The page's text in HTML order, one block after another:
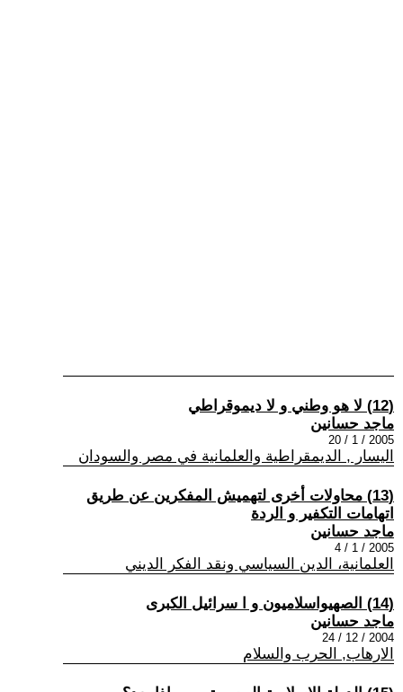
(12) لا هو وطني و لا ديموقراطي
ماجد حسانين
2005 / 1 / 20
اليسار , الديمقراطية والعلمانية في مصر والسودان
(13) محاولات أخرى لتهميش المفكرين عن طريق
اتهامات التكفير و الردة
ماجد حسانين
2005 / 1 / 4
العلمانية، الدين السياسي ونقد الفكر الديني
(14) الصهيواسلاميون و ا سرائيل الكبرى
ماجد حسانين
2004 / 12 / 24
الارهاب, الحرب والسلام